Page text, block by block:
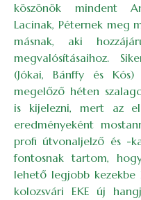
köszönök mindent
Lacinak, Péternek meg
másnak, aki
megvalósításaihoz.
(Jókai, Bánffy és
megelőző héten
is kijelezni, mert az
eredményeként
profi útvonaljelző és -
fontosnak tartom,
lehető legjobb kezekbe
kolozsvári EKE új